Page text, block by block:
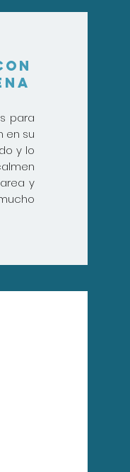
para
en su
y lo
y